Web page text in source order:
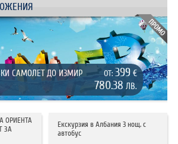
САМОЛЕТ ДО ИЗМИР
ОТ: 399 €
780.38 ЛВ.
ОРИЕНТА
ЗА
Екскурзия в Албания 3 нощ. с
автобус